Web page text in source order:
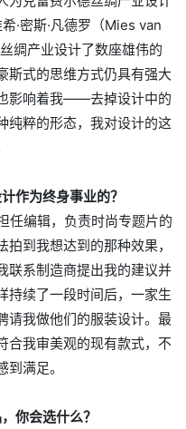
·密斯·凡德罗（Mies van
绸产业设计了数座雄伟的
斯式的思维方式仍具有强大
影响着我——去掉设计中的
纯粹的形态，我对设计的这
作为终身事业的？
任编辑，负责时尚专题片的
到我想达到的那种效果，
联系制造商提出我的建议并
持续了一段时间后，一家生
请我做他们的服装设计。最
合我审美观的现有款式，不
满足。
你会选什么？